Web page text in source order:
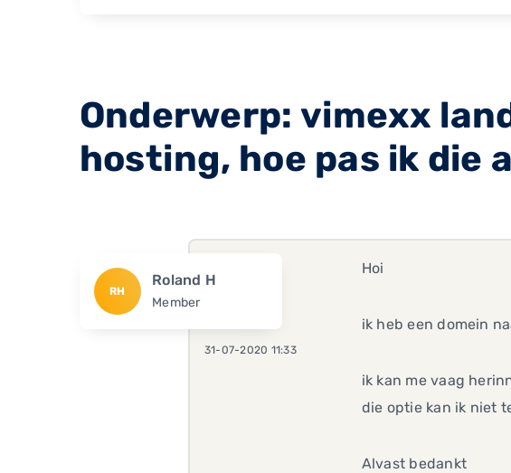
Onderwerp: vimexx
hosting, hoe pas ik die
RH
Roland H
Member
31-07-2020 11:33
Hoi
ik heb een domein
ik kan me vaag
die optie kan ik niet
Alvast bedankt